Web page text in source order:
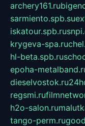
archery161.ru
sarmiento.spb.su
iskatour.spb.ru
krygeva-spa.ru
hl-beta.spb.ru
epoha-
dieselvostok.ru
regsmi.ru
h2o-salon.ru
tango-perm.ru